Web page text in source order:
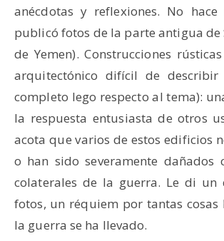
anécdotas y reflexiones. No hace
publicó fotos de la parte antigua de
de Yemen). Construcciones
arquitectónico difícil de
completo lego respecto al tema):
la respuesta entusiasta de otros
acota que varios de estos edificios
o han sido severamente dañados
colaterales de la guerra. Le di un
fotos, un réquiem por tantas cosas
la guerra se ha llevado.